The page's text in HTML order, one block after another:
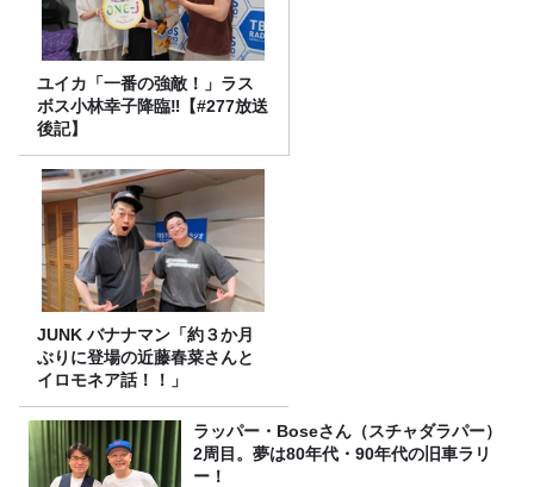
ユイカ「一番の強敵！」ラス
ボス小林幸子降臨‼【#277放送
後記】
JUNK バナナマン「約３か月
ぶりに登場の近藤春菜さんと
イロモネア話！！」
ラッパー・Boseさん（スチャダラパー）
2周目。夢は80年代・90年代の旧車ラリ
ー！